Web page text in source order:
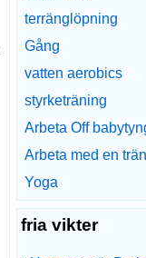
terränglöpning
Gång
vatten aerobics
styrketräning
Arbeta Off
Arbeta med en
Yoga
fria vikter